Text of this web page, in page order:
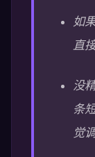
如
直
没
条
觉